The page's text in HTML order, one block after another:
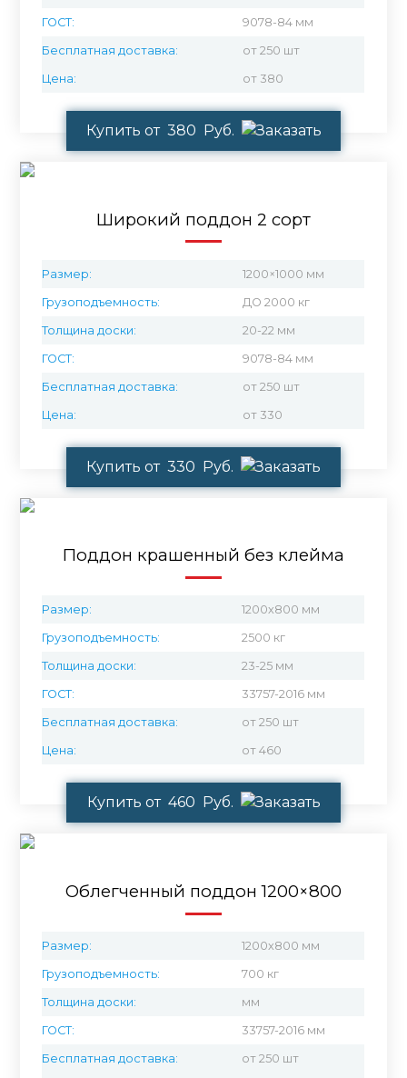
ГОСТ: 9078-84 мм
Бесплатная доставка: от 250 шт
Цена: от 380
Купить от 380 Руб.
Широкий поддон 2 сорт
Размер: 1200×1000 мм
Грузоподъемность: ДО 2000 кг
Толщина доски: 20-22 мм
ГОСТ: 9078-84 мм
Бесплатная доставка: от 250 шт
Цена: от 330
Купить от 330 Руб.
Поддон крашенный без клейма
Размер: 1200х800 мм
Грузоподъемность: 2500 кг
Толщина доски: 23-25 мм
ГОСТ: 33757-2016 мм
Бесплатная доставка: от 250 шт
Цена: от 460
Купить от 460 Руб.
Облегченный поддон 1200×800
Размер: 1200х800 мм
Грузоподъемность: 700 кг
Толщина доски: мм
ГОСТ: 33757-2016 мм
Бесплатная доставка: от 250 шт